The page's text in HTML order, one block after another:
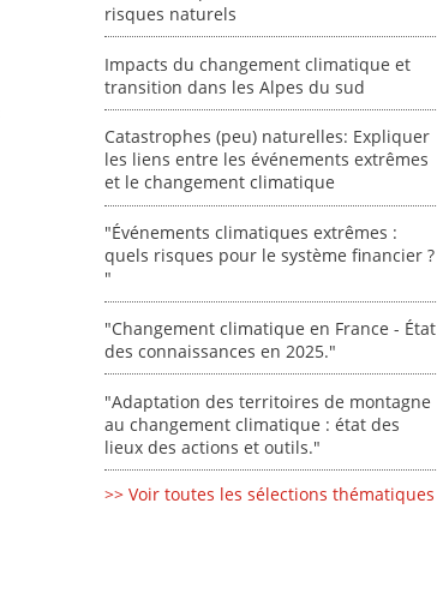
[ Ressource électronique ]
[ Ressource électronique ]
risques naturels
Impacts du changement climatique et
transition dans les Alpes du sud
Catastrophes (peu) naturelles: Expliquer
les liens entre les événements extrêmes
et le changement climatique
"Événements climatiques extrêmes :
quels risques pour le système financier ?
"
"Changement climatique en France - État
des connaissances en 2025."
"Adaptation des territoires de montagne
au changement climatique : état des
lieux des actions et outils."
>> Voir toutes les sélections thématiques